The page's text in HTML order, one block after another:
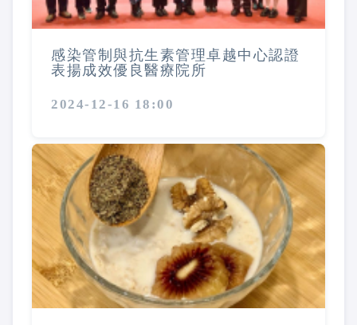
感染管制與抗生素管理卓越中心認證
表揚成效優良醫療院所
2024-12-16 18:00